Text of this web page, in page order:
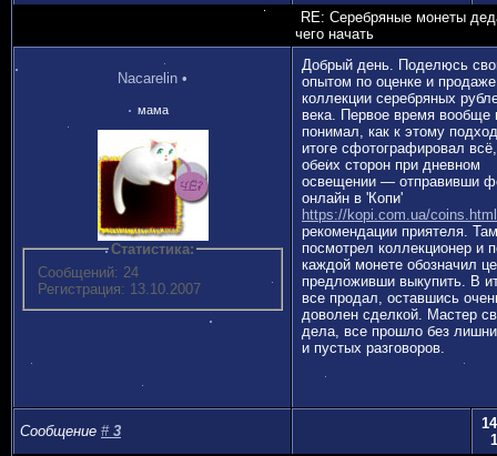
RE: Серебряные монеты
чего начать
Nacarelin •
мама
Статистика:
Сообщений: 24
Регистрация: 13.10.2007
Добрый день. Поделюсь
опытом по оценке и
коллекции серебряных
века. Первое время вообще
понимал, как к этому
итоге сфотографировал
обеих сторон при дневном
освещении — отправивши
онлайн в 'Копи'
https://kopi.com.ua/coins.html
рекомендации приятеля. Там
посмотрел коллекционер и
каждой монете обозначил
предложивши выкупить. В
все продал, оставшись
доволен сделкой. Мастер
дела, все прошло без
и пустых разговоров.
Сообщение # 3